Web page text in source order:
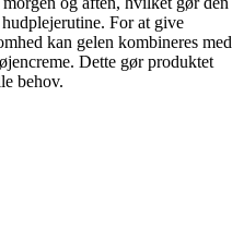
For at give
kan gelen kombineres med
Dette gør produktet
behov.